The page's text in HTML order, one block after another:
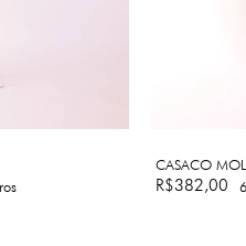
CASACO
R$382,00 6